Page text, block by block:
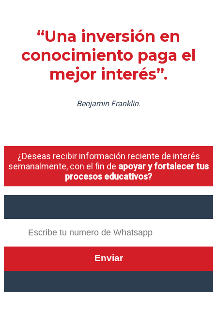
“Una inversión en
conocimiento paga el
mejor interés”.
Benjamin Franklin.
¿Deseas recibir información reciente de interés
semanalmente, con el fin de apoyar y fortalecer tus
procesos educativos?